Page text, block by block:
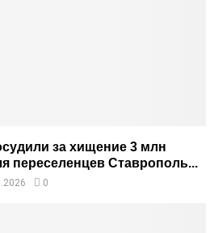
за хищение 3 млн
переселенцев Ставрополь...
0